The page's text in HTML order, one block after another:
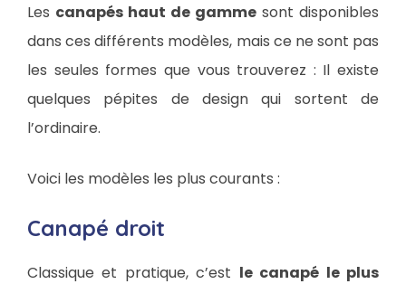
Les canapés haut de gamme sont disponibles
dans ces différents modèles, mais ce ne sont pas
les seules formes que vous trouverez : Il existe
quelques pépites de design qui sortent de
l’ordinaire.
Voici les modèles les plus courants :
Canapé droit
Classique et pratique, c’est le canapé le plus